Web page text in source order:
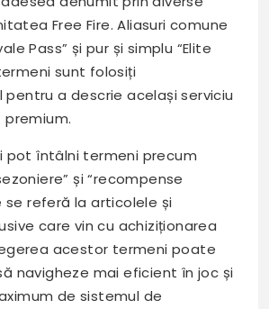
Free Fire. Aliasuri comune
Pass” și pur și simplu “Elite
sunt folosiți
a descrie același serviciu
pot întâlni termeni precum
și “recompense
se referă la articolele și
care vin cu achiziționarea
acestor termeni poate
navigheze mai eficient în joc și
de sistemul de